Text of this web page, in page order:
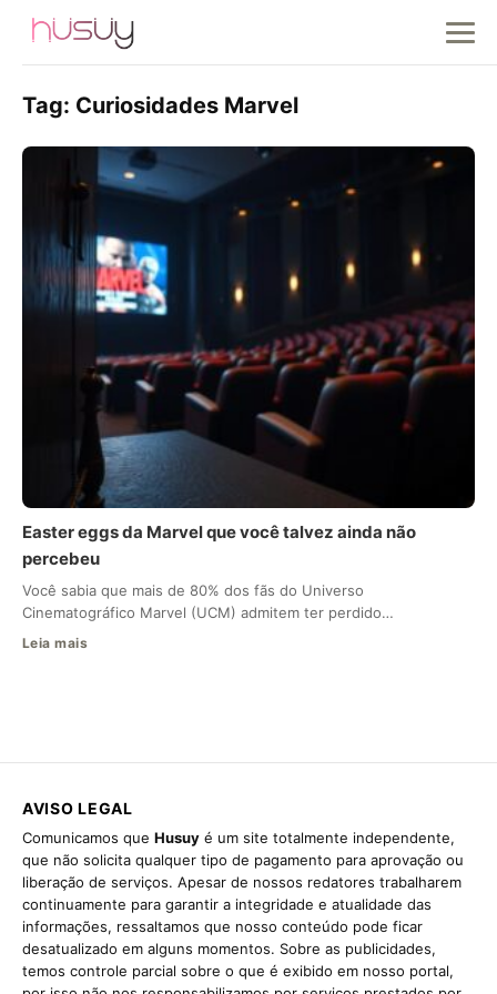
Tag: Curiosidades Marvel
Easter eggs da Marvel que você talvez ainda não
percebeu
Você sabia que mais de 80% dos fãs do Universo
Cinematográfico Marvel (UCM) admitem ter perdido…
Leia mais
AVISO LEGAL
Comunicamos que Husuy é um site totalmente independente,
que não solicita qualquer tipo de pagamento para aprovação ou
liberação de serviços. Apesar de nossos redatores trabalharem
continuamente para garantir a integridade e atualidade das
informações, ressaltamos que nosso conteúdo pode ficar
desatualizado em alguns momentos. Sobre as publicidades,
temos controle parcial sobre o que é exibido em nosso portal,